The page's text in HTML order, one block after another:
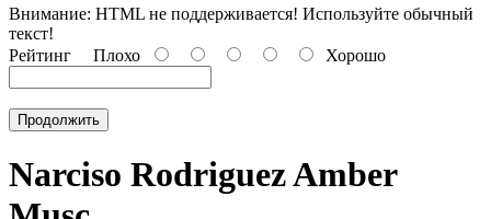
Внимание: HTML не поддерживается! Используйте обычный
текст!
Рейтинг Плохо Хорошо
Продолжить
Narciso Rodriguez Amber